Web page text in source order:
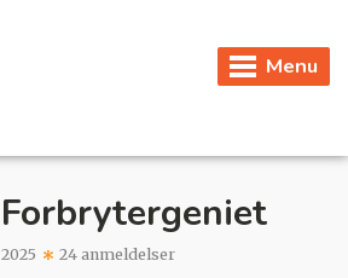
Menu
Forbrytergeniet
2025 24 anmeldelser